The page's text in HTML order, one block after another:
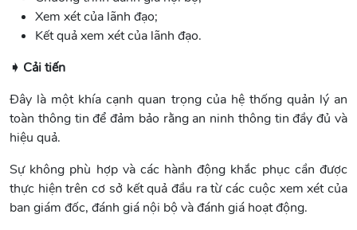
Xem xét của lãnh đạo;
Kết quả xem xét của lãnh đạo.
➧ Cải tiến
Đây là một khía cạnh quan trọng của hệ thống quản lý an
toàn thông tin để đảm bảo rằng an ninh thông tin đầy đủ và
hiệu quả.
Sự không phù hợp và các hành động khắc phục cần được
thực hiện trên cơ sở kết quả đầu ra từ các cuộc xem xét của
ban giám đốc, đánh giá nội bộ và đánh giá hoạt động.